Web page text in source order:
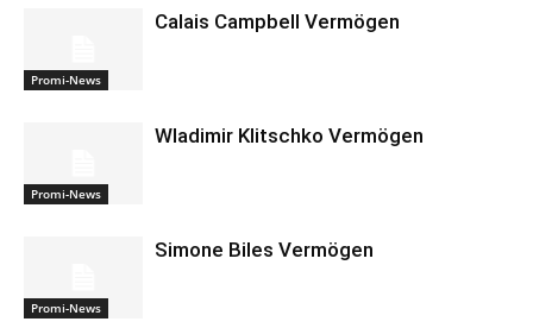
Promi-News
Calais Campbell Vermögen
Promi-News
Wladimir Klitschko Vermögen
Promi-News
Simone Biles Vermögen